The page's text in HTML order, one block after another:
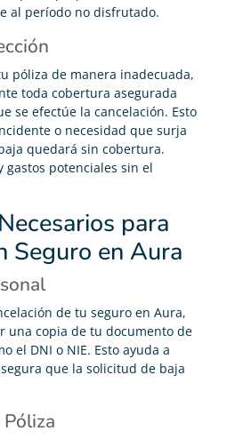
al período no disfrutado.
póliza de manera inadecuada,
toda cobertura asegurada
se efectúe la cancelación. Esto
o necesidad que surja
quedará sin cobertura.
gastos potenciales sin el
para
Seguro en Aura
de tu seguro en Aura,
una copia de tu documento de
el DNI o NIE. Esto ayuda a
que la solicitud de baja